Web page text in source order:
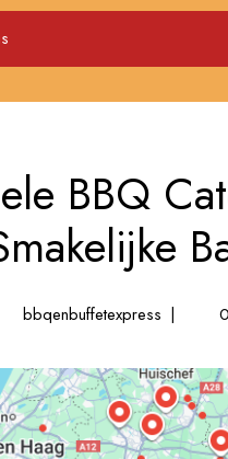
BBQ
bbqenbuffetexpress
Jouw
Partner
voor
|